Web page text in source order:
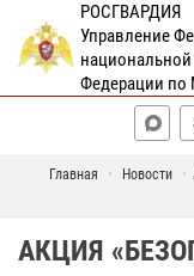
РОСГВАРДИЯ
Управление
Федерации по
Главная Новости
АКЦИЯ